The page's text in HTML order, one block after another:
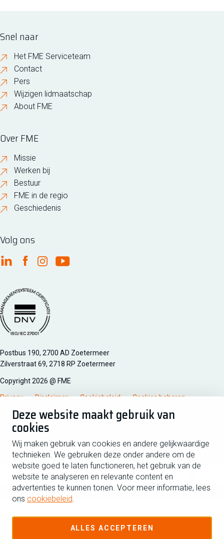
Deze website maakt gebruik van
cookies
Wij maken gebruik van cookies en andere gelijkwaardige
technieken. We gebruiken deze onder andere om de
website goed te laten functioneren, het gebruik van de
website te analyseren en relevante content en
advertenties te kunnen tonen. Voor meer informatie, lees
ons cookiebeleid.
ALLES ACCEPTEREN
Snel naar
Het FME Serviceteam
Contact
Pers
Wijzigen lidmaatschap
About FME
Over FME
Missie
Werken bij
Bestuur
FME in de regio
Geschiedenis
Volg ons
FME Linkedin
FME Facebook
FME Instagram
FME Youtube
Managementsyteem certificatie DNV iso/iec 27001
Postbus 190, 2700 AD Zoetermeer
Zilverstraat 69, 2718 RP Zoetermeer
Copyright 2026 @ FME
Privacy Disclaimer Cookiebeleid Cookies beheren
Schrijf je in voor de nieuwsbrief
Voornaam
Achternaam